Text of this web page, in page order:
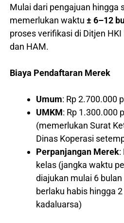
Mulai dari pengajuan hingga
memerlukan waktu ± 6–12
proses verifikasi di Ditjen
dan HAM.
Biaya Pendaftaran Merek
Umum: Rp 2.700.000
UMKM: Rp 1.300.000
(memerlukan Surat
Dinas Koperasi
Perpanjangan Merek:
kelas (jangka waktu
diajukan mulai 6
berlaku habis hingga
kadaluarsa)